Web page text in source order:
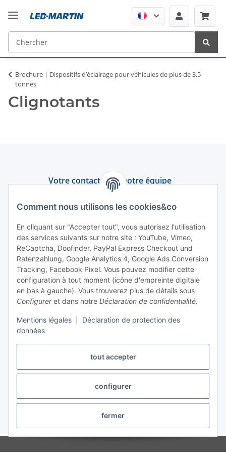
tout accepter
configurer
fermer
Comment nous utilisons les cookies&co
En cliquant sur "Accepter tout", vous autorisez l'utilisation
des services suivants sur notre site : YouTube, Vimeo,
ReCaptcha, Doofinder, PayPal Express Checkout und
Ratenzahlung, Google Analytics 4, Google Ads Conversion
Tracking, Facebook Pixel. Vous pouvez modifier cette
configuration à tout moment (icône d'empreinte digitale
en bas à gauche). Vous trouverez plus de détails sous
Configureret dans notre Déclaration de confidentialité.
Mentions légales
Déclaration de protection des
données
Brochure | Dispositifs d’éclairage pour véhicules de plus de 3,5
tonnes
Clignotants
Votre contact avec notre équipe
Trouver un interlocuteur
Information et service
Paiement et livraison
Révoquer le contrat